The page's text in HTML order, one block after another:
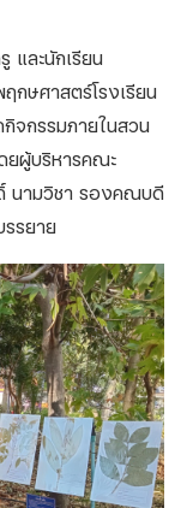
ละนักเรียน
กษศาสตร์โรงเรียน
จกรรมภายในสวน
ยผู้บริหารคณะ
นามวิชา รองคณบดี
รยาย